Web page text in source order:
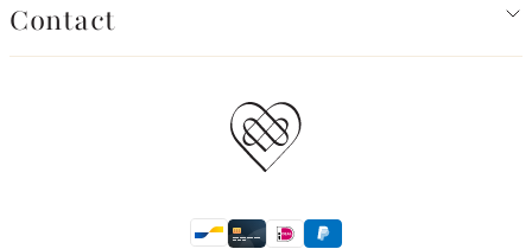
Contact